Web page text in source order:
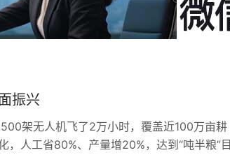
振兴
架无人机飞了2万小时，覆盖近100万亩耕
，人工省80%、产量增20%，达到“吨半粮”目